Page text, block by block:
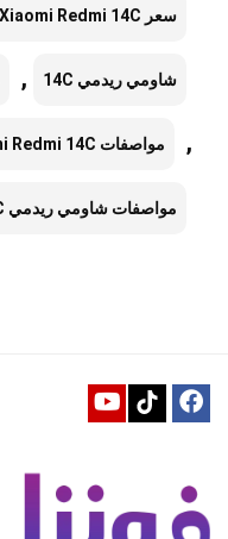
سعر Xiaomi Redmi 14C
شاومي ريدمي 14C ,
, مواصفات Xiaomi Redmi 14C
مواصفات شاومي ريدمي 14C في مصر